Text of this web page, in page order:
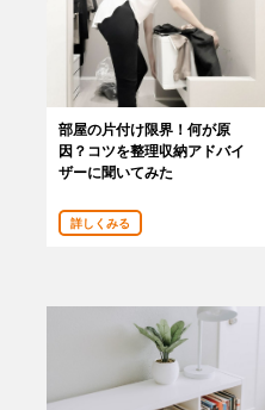
部屋の片付け限界！何が原
因？コツを整理収納アドバイ
ザーに聞いてみた
詳しくみる